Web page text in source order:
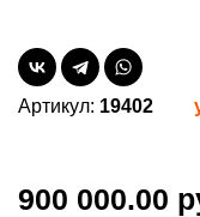
Артикул: 19402
900 000.00